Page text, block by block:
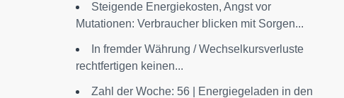
Steigende Energiekosten, Angst vor
Mutationen: Verbraucher blicken mit Sorgen...
In fremder Währung / Wechselkursverluste
rechtfertigen keinen...
Zahl der Woche: 56 | Energiegeladen in den